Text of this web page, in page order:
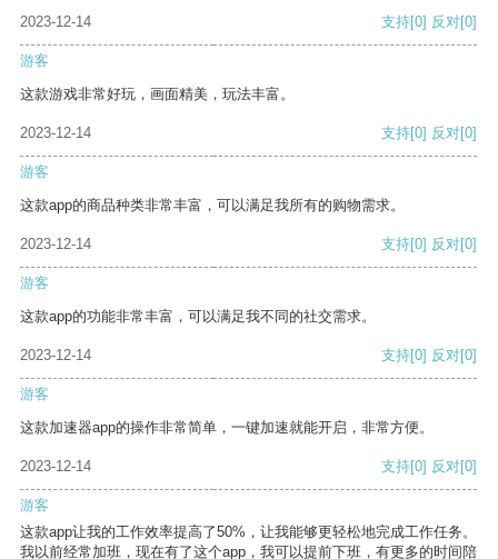
2023-12-14
支持[0] 反对[0]
游客
这款游戏非常好玩，画面精美，玩法丰富。
2023-12-14 支持[0] 反对[0]
游客
这款app的商品种类非常丰富，可以满足我所有的购物需求。
2023-12-14 支持[0] 反对[0]
游客
这款app的功能非常丰富，可以满足我不同的社交需求。
2023-12-14 支持[0] 反对[0]
游客
这款加速器app的操作非常简单，一键加速就能开启，非常方便。
2023-12-14 支持[0] 反对[0]
游客
这款app让我的工作效率提高了50%，让我能够更轻松地完成工作任务。
我以前经常加班，现在有了这个app，我可以提前下班，有更多的时间陪